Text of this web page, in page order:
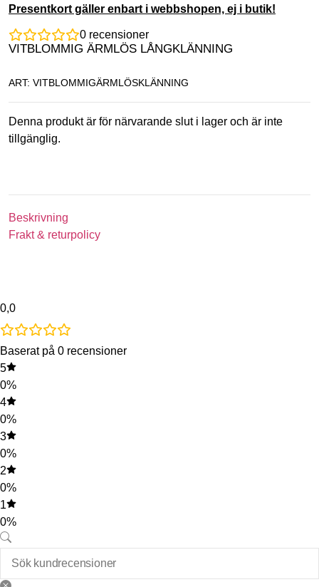
Presentkort gäller enbart i webbshopen, ej i butik!
0 recensioner
VITBLOMMIG ÄRMLÖS LÅNGKLÄNNING
ART: VITBLOMMIGÄRMLÖSKLÄNNING
Denna produkt är för närvarande slut i lager och är inte
tillgänglig.
Beskrivning
Frakt & returpolicy
0,0
Baserat på 0 recensioner
5
0%
4
0%
3
0%
2
0%
1
0%